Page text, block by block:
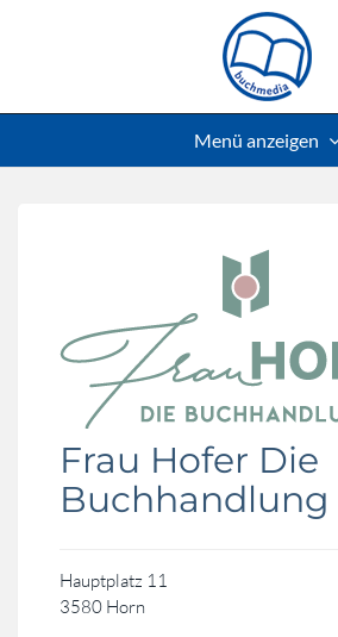
Menü anzeigen
Frau Hofer Die
Buchhandlung
Hauptplatz 11
3580 Horn